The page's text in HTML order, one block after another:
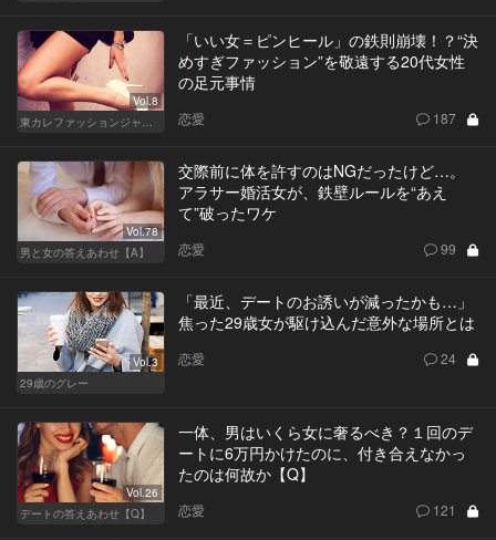
Vol.8
「いい女＝ピンヒール」の鉄則崩壊！？“決
めすぎファッション”を敬遠する20代女性
の足元事情
恋愛 187
Vol.78
男と女の答えあわせ【A】
交際前に体を許すのはNGだったけど…。
アラサー婚活女が、鉄壁ルールを“あえ
て”破ったワケ
恋愛 99
Vol.3
29歳のグレー
「最近、デートのお誘いが減ったかも…」
焦った29歳女が駆け込んだ意外な場所とは
恋愛 24
Vol.26
デートの答えあわせ【Q】
一体、男はいくら女に奢るべき？１回のデ
ートに6万円かけたのに、付き合えなかっ
たのは何故か【Q】
恋愛 121